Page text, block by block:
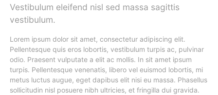
Vestibulum eleifend nisl sed massa sagittis
vestibulum.
Lorem ipsum dolor sit amet, consectetur adipiscing elit.
Pellentesque quis eros lobortis, vestibulum turpis ac, pulvinar
odio. Praesent vulputate a elit ac mollis. In sit amet ipsum
turpis. Pellentesque venenatis, libero vel euismod lobortis, mi
metus luctus augue, eget dapibus elit nisi eu massa. Phasellus
sollicitudin nisl posuere nibh ultricies, et fringilla dui gravida.